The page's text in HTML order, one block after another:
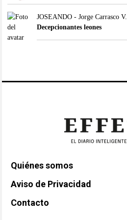
JOSEANDO - Jorge Carrasco V.
Decepcionantes leones
Quiénes somos
Aviso de Privacidad
Contacto